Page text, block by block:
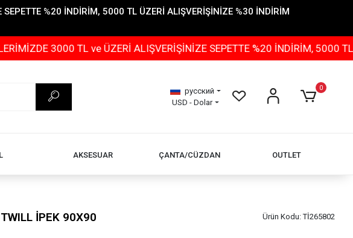
%20 İNDİRİM, 5000 TL ÜZERİ ALIŞVERİŞİNİZE %30 İNDİRİM
3000 TL ve ÜZERİ ALIŞVERİŞİNİZE SEPETTE %20 İNDİRİM, 5000 TL
русский
USD - Dolar
0
AKSESUAR ÇANTA/CÜZDAN OUTLET
İPEK 90X90 Ürün Kodu:Tİ265802